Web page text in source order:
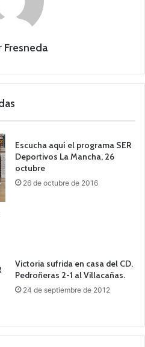
Fresneda
Escucha aquí el programa SER
Deportivos La Mancha, 26
octubre
26 de octubre de 2016
Victoria sufrida en casa del CD.
Pedroñeras 2-1 al Villacañas.
24 de septiembre de 2012